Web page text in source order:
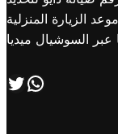
موعد الزيارة المنزلية
السوشيال ميديا
تابعنا علي صفحة التويتر اتصل بنا علي طريق الوتساب